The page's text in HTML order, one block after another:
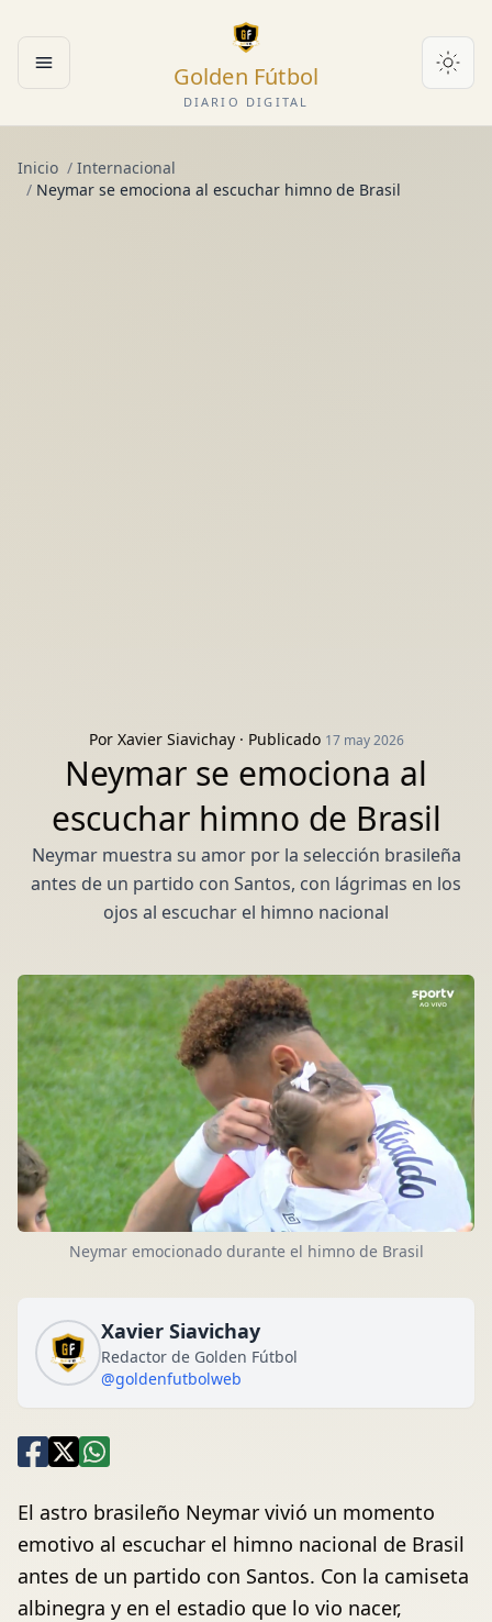
Abrir menú Golden Fútbol
DIARIO DIGITAL
Inicio / Internacional
/ Neymar se emociona al escuchar himno de Brasil
Por Xavier Siavichay· Publicado 17 may 2026
Neymar se emociona al
escuchar himno de Brasil
Neymar muestra su amor por la selección brasileña
antes de un partido con Santos, con lágrimas en los
ojos al escuchar el himno nacional
Neymar emocionado durante el himno de Brasil
Xavier Siavichay
Redactor de Golden Fútbol
@goldenfutbolweb
El astro brasileño Neymar vivió un momento
emotivo al escuchar el himno nacional de Brasil
antes de un partido con Santos. Con la camiseta
albinegra y en el estadio que lo vio nacer,